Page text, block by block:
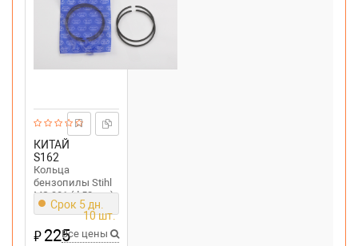
КИТАЙ
S162
Кольца
бензопилы Stihl
MS 381 (d 52mm)
Срок 5 дн.
10 шт.
₽225Все цены